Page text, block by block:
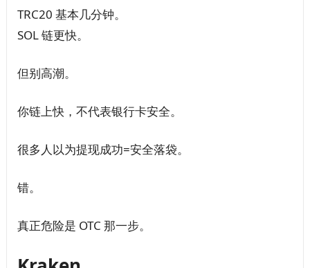
TRC20 基本几分钟。
SOL 链更快。
但别高潮。
你链上快，不代表银行卡安全。
很多人以为提现成功=安全落袋。
错。
真正危险是 OTC 那一步。